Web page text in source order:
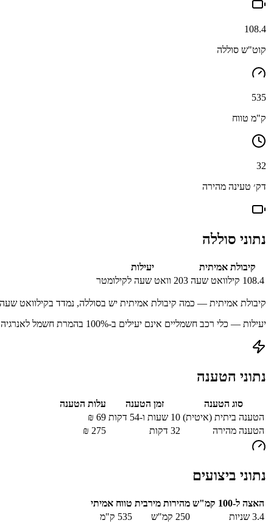
108.4
קוט"ש סוללה
535
ק"מ טווח
32
דק׳ טעינה מהירה
נתוני סוללה
קיבולת אמיתית
יעילות
108.4 קילוואט שעה 203 וואט שעה לקילומטר
קיבולת אמיתית — כמה קיבולת אמיתית יש בסוללה, נמדד בקילוואט
יעילות — כלי רכב חשמליים אינם יעילים ב-100% בהמרת חשמל לאנרגיה מאוחסנת עקב הפסדים בתהליך הטעינה.
נתוני הטענה
סוג הטענה זמן הטענה
עלות הטענה
הטענה ביתית (איטית) 10 שעות ו-54 דקות 69
₪
הטענה מהירה
32 דקות 275
₪
נתוני ביצועים
האצה ל-100 קמ"ש מהירות מירבית טווח אמיתי
3.4 שניות 250 קמ"ש 535 ק"מ